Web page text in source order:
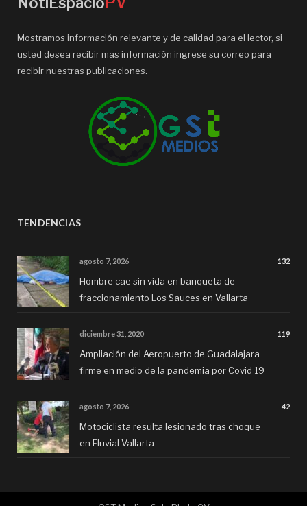
Mostramos información relevante y de calidad para el lector, si
usted desea recibir mas información ingrese su correo para
recibir nuestras publicaciones.
TENDENCIAS
agosto 7, 2026 132
Hombre cae sin vida en banqueta de
fraccionamiento Los Sauces en Vallarta
diciembre 31, 2020 119
Ampliación del Aeropuerto de Guadalajara
firme en medio de la pandemia por Covid 19
agosto 7, 2026 42
Motociclista resulta lesionado tras choque
en Fluvial Vallarta